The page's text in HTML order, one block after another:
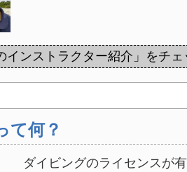
インストラクター紹介」をチ
て何？
ダイビングのライセンスが